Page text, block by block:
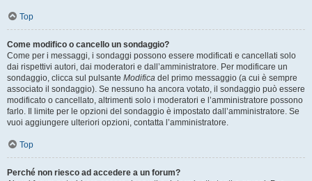
Top
Come modifico o cancello un sondaggio?
Come per i messaggi, i sondaggi possono essere modificati e cancellati solo
dai rispettivi autori, dai moderatori e dall’amministratore. Per modificare un
sondaggio, clicca sul pulsante Modifica del primo messaggio (a cui è sempre
associato il sondaggio). Se nessuno ha ancora votato, il sondaggio può essere
modificato o cancellato, altrimenti solo i moderatori e l’amministratore possono
farlo. Il limite per le opzioni del sondaggio è impostato dall’amministratore. Se
vuoi aggiungere ulteriori opzioni, contatta l’amministratore.
Top
Perché non riesco ad accedere a un forum?